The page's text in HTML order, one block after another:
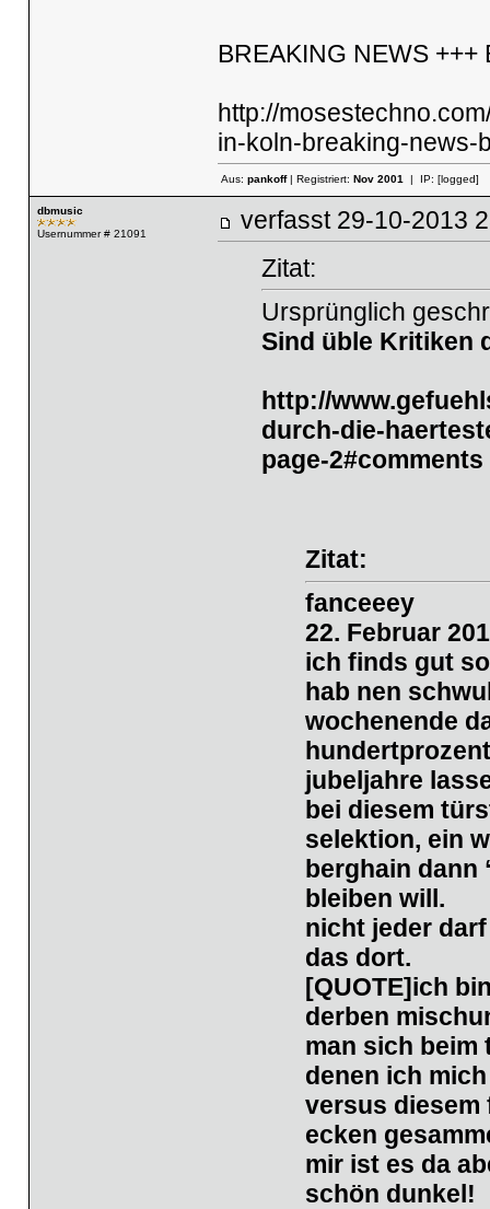
BREAKING NEWS
http://
in-koln-breaking-news-
Aus: pankoff| Registriert: Nov 2001| IP: [logged]
dbmusic
Usernummer # 21091
verfasst 29-10-
Zitat:
Ursprünglich
Sind üble Kritiken
http://
durch-die-
page-2#comments
Zitat:
fanceeey
22. Februar
ich finds gut
hab nen
wochenende
jubeljahre
bei diesem
selektion, ein
berghain dann
bleiben will.
nicht jeder
das dort.
[QUOTE]ich
derben
man sich beim
denen ich
versus diesem
ecken
mir ist es da
schön dunkel!